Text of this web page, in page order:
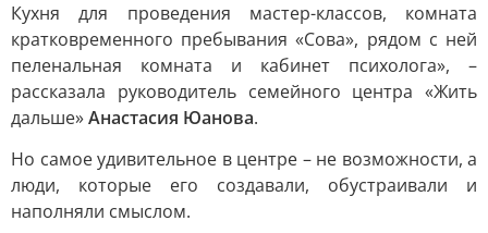
Кухня для проведения мастер-классов, комната
кратковременного пребывания «Сова», рядом с ней
пеленальная комната и кабинет психолога», –
рассказала руководитель семейного центра «Жить
дальше»Анастасия Юанова.
Но самое удивительное в центре – не возможности, а
люди, которые его создавали, обустраивали и
наполняли смыслом.